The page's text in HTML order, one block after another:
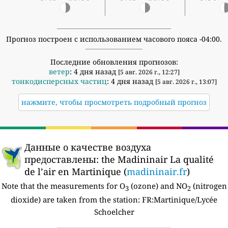
Прогноз построен с использованием часового пояса -04:00.
Последние обновления прогнозов:
ветер: 4 дня назад [5 авг. 2026 г., 12:27]
тонкодисперсных частиц: 4 дня назад [5 авг. 2026 г., 13:07]
нажмите, чтобы просмотреть подробный прогноз
Данные о качестве воздуха
предоставлены: the Madininair La qualité
de l’air en Martinique (madininair.fr)
Note that the measurements for O3(ozone) and NO2 (nitrogen
dioxide) are taken from the station: FR:Martinique/Lycée
Schoelcher